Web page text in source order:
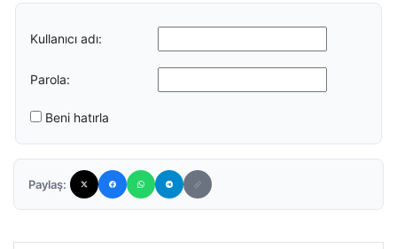
Kullanıcı adı:
Parola:
Beni hatırla
Paylaş: